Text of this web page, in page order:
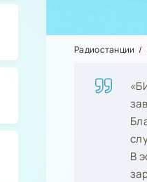
Радиостанции
В